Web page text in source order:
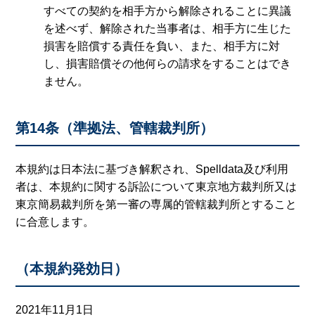
すべての契約を相手方から解除されることに異議
を述べず、解除された当事者は、相手方に生じた
損害を賠償する責任を負い、また、相手方に対
し、損害賠償その他何らの請求をすることはでき
ません。
第14条（準拠法、管轄裁判所）
本規約は日本法に基づき解釈され、Spelldata及び利用
者は、本規約に関する訴訟について東京地方裁判所又は
東京簡易裁判所を第一審の専属的管轄裁判所とすること
に合意します。
（本規約発効日）
2021年11月1日